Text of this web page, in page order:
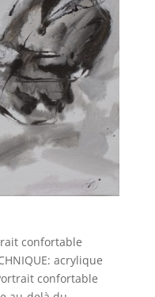
confortable
acrylique
confortable